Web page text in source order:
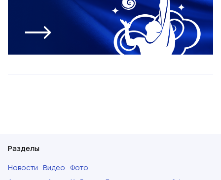
Разделы
Новости Видео Фото